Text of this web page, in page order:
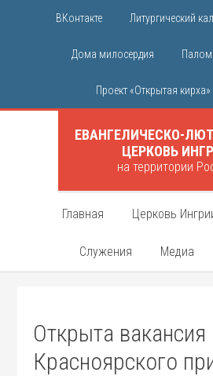
ВКонтакте Литургический
Дома милосердия
Проект «Открытая кирха»
ЕВАНГЕЛИЧЕСКО-
ЦЕРКОВЬ
на территории
Главная Церковь
Служения Медиа
Открыта вакансия
Красноярского